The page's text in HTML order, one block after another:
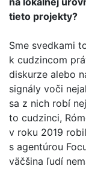
tieto projekty?
Sme svedkami
k cudzincom
diskurze alebo
signály voči
sa z nich robí
to cudzinci,
v roku 2019
s agentúrou
väčšina ľudí